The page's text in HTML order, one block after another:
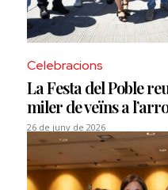
Celebracions
La Festa del Poble
miler de veïns a
26 de juny de 2026